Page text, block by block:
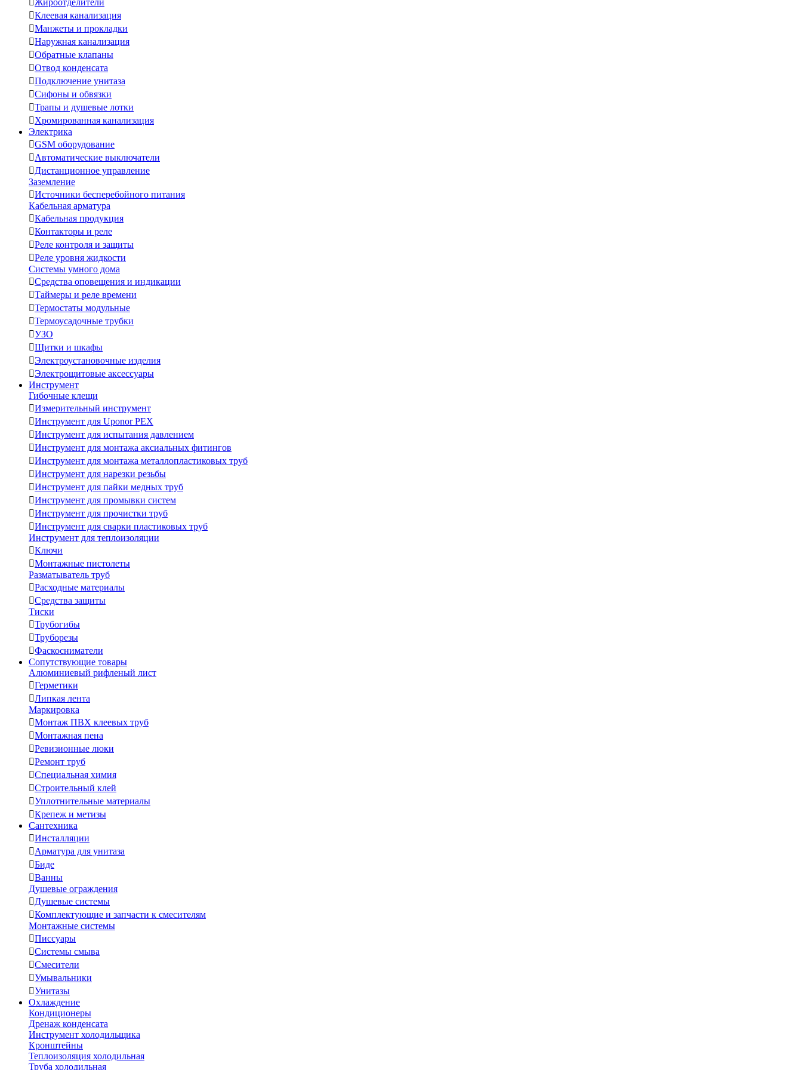
Жироотделители
Клеевая канализация
Манжеты и прокладки
Наружная канализация
Обратные клапаны
Отвод конденсата
Подключение унитаза
Сифоны и обвязки
Трапы и душевые лотки
Хромированная канализация
Электрика
GSM оборудование
Автоматические выключатели
Дистанционное управление
Заземление
Источники бесперебойного питания
Кабельная арматура
Кабельная продукция
Контакторы и реле
Реле контроля и защиты
Реле уровня жидкости
Системы умного дома
Средства оповещения и индикации
Таймеры и реле времени
Термостаты модульные
Термоусадочные трубки
УЗО
Щитки и шкафы
Электроустановочные изделия
Электрощитовые аксессуары
Инструмент
Гибочные клещи
Измерительный инструмент
Инструмент для Uponor PEX
Инструмент для испытания давлением
Инструмент для монтажа аксиальных фитингов
Инструмент для монтажа металлопластиковых труб
Инструмент для нарезки резьбы
Инструмент для пайки медных труб
Инструмент для промывки систем
Инструмент для прочистки труб
Инструмент для сварки пластиковых труб
Инструмент для теплоизоляции
Ключи
Монтажные пистолеты
Разматыватель труб
Расходные материалы
Средства защиты
Тиски
Трубогибы
Труборезы
Фаскосниматели
Сопутствующие товары
Алюминиевый рифленый лист
Герметики
Липкая лента
Маркировка
Монтаж ПВХ клеевых труб
Монтажная пена
Ревизионные люки
Ремонт труб
Специальная химия
Строительный клей
Уплотнительные материалы
Крепеж и метизы
Сантехника
Инсталляции
Арматура для унитаза
Биде
Ванны
Душевые ограждения
Душевые системы
Комплектующие и запчасти к смесителям
Монтажные системы
Писсуары
Системы смыва
Смесители
Умывальники
Унитазы
Охлаждение
Кондиционеры
Дренаж конденсата
Инструмент холодильщика
Кронштейны
Теплоизоляция холодильная
Труба холодильная